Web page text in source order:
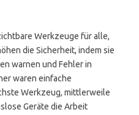
Werkzeuge für alle,
die Sicherheit, indem sie
warnen und Fehler in
waren einfache
Werkzeug, mittlerweile
Geräte die Arbeit